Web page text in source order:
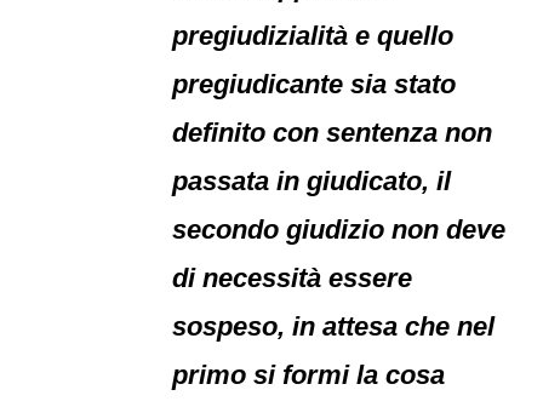
pregiudizialità e quello
pregiudicante sia stato
definito con sentenza non
passata in giudicato, il
secondo giudizio non deve
di necessità essere
sospeso, in attesa che nel
primo si formi la cosa